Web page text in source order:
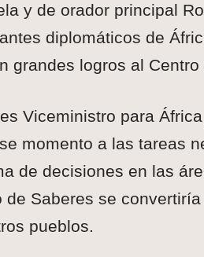
y de orador principal
diplomáticos de
grandes logros al Centro
Viceministro para
momento a las tareas
de decisiones en las
Saberes se
pueblos.